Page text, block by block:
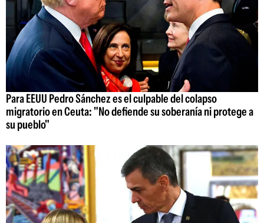
Para EEUU Pedro Sánchez es el culpable del colapso
migratorio en Ceuta: "No defiende su soberanía ni protege a
su pueblo"